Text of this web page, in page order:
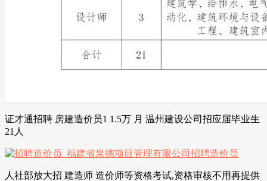
证才通招聘 房建造价员1 1.5万 月 温州建设公司招应届毕业生
21人
人社部放大招 建造师 造价师等资格考试,资格审核不用再提供